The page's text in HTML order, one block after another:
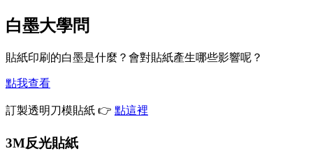
白墨大學問
貼紙印刷的白墨是什麼？會對貼紙產生哪些影響呢？
點我查看
訂製透明刀模貼紙 👉 點這裡
3M反光貼紙